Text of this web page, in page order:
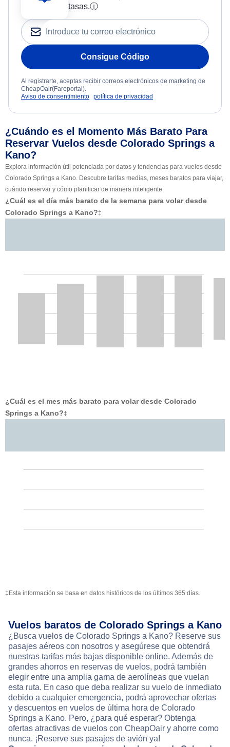
tasas.ⓘ
Consigue Código
Al registrarte, aceptas recibir correos electrónicos de marketing de
CheapOair(Fareportal).
Aviso de consentimiento política de privacidad
¿Cuándo es el Momento Más Barato Para
Reservar Vuelos desde Colorado Springs a
Kano?
Explora información útil potenciada por datos y tendencias para vuelos desde
Colorado Springs a Kano. Descubre tarifas medias, meses baratos para viajar,
cuándo reservar y cómo planificar de manera inteligente.
¿Cuál es el día más barato de la semana para volar desde
Colorado Springs a Kano?‡
¿Cuál es el mes más barato para volar desde Colorado
Springs a Kano?‡
‡Esta información se basa en datos históricos de los últimos 365 días.
Vuelos baratos de Colorado Springs a Kano
¿Busca vuelos de Colorado Springs a Kano? Reserve sus
pasajes aéreos con nosotros y asegúrese que obtendrá
nuestras tarifas más bajas disponible online. Además de
grandes ahorros en reservas de vuelos, podrá también
elegir entre una amplia gama de aerolíneas que vuelan
esta ruta. En caso que deba realizar su vuelo de inmediato
debido a cualquier emergencia, podrá aprovechar ofertas
y descuentos en vuelos de última hora de Colorado
Springs a Kano. Pero, ¿para qué esperar? Obtenga
ofertas atractivas de vuelos con CheapOair y ahorre como
nunca. ¡Reserve sus pasajes de avión ya!